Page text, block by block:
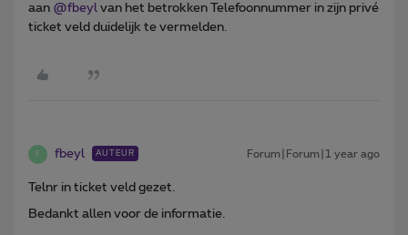
aan ​ @fbeyl van het betrokken Telefoonnummer in zijn privé
ticket veld duidelijk te vermelden.
F fbeyl AUTEUR Forum|Forum|1 year ago
Telnr in ticket veld gezet.
Bedankt allen voor de informatie.